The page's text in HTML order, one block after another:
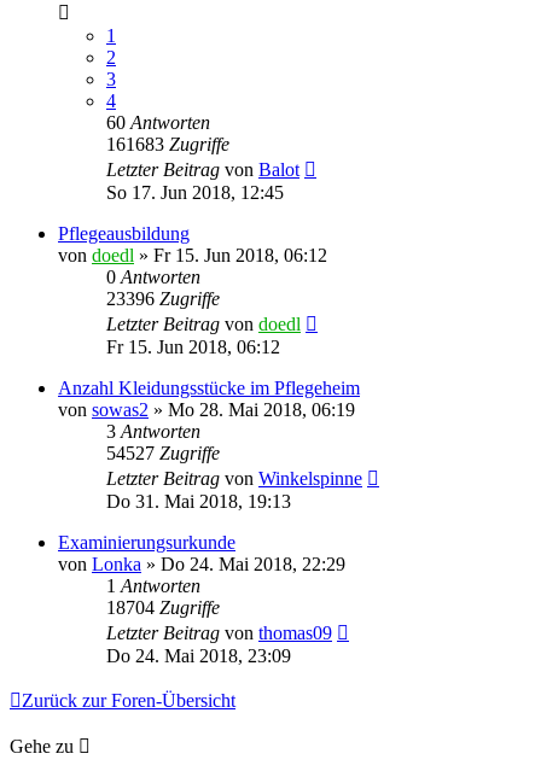
1
2
3
4
60 Antworten
161683 Zugriffe
Letzter Beitrag von Balot
So 17. Jun 2018, 12:45
Pflegeausbildung
von doedl » Fr 15. Jun 2018, 06:12
0 Antworten
23396 Zugriffe
Letzter Beitrag von doedl
Fr 15. Jun 2018, 06:12
Anzahl Kleidungsstücke im Pflegeheim
von sowas2 » Mo 28. Mai 2018, 06:19
3 Antworten
54527 Zugriffe
Letzter Beitrag von Winkelspinne
Do 31. Mai 2018, 19:13
Examinierungsurkunde
von Lonka » Do 24. Mai 2018, 22:29
1 Antworten
18704 Zugriffe
Letzter Beitrag von thomas09
Do 24. Mai 2018, 23:09
Zurück zur Foren-Übersicht
Gehe zu